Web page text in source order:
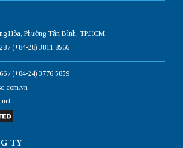
Hòa, Phường Tân Bình, TP.HCM
/ (+84-28) 3811 8566
/ (+84-24) 3776 5859
TY